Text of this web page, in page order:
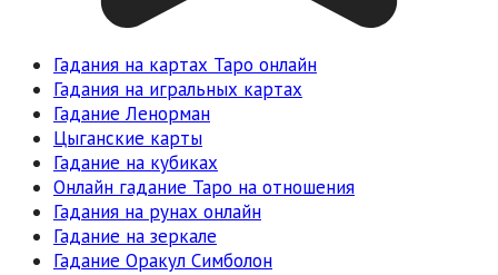
Гадания на картах Таро онлайн
Гадания на игральных картах
Гадание Ленорман
Цыганские карты
Гадание на кубиках
Онлайн гадание Таро на отношения
Гадания на рунах онлайн
Гадание на зеркале
Гадание Оракул Симболон